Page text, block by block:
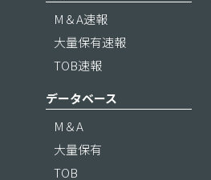
M＆A速報
大量保有速報
TOB速報
データベース
M＆A
大量保有
TOB